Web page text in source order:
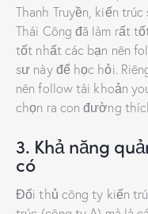
Thanh Truyền, kiến
Thái Công đã làm rất
tốt nhất các bạn nên
sư này để học hỏi.
nên follow tài khoản
chọn ra con đường
3. Khả năng
có
Đối thủ công ty kiến